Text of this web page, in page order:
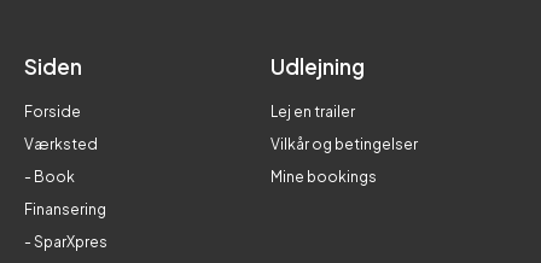
Siden
Forside
Værksted
- Book
Finansering
- SparXpres
Udlejning
Lej en trailer
Vilkår og betingelser
Mine bookings